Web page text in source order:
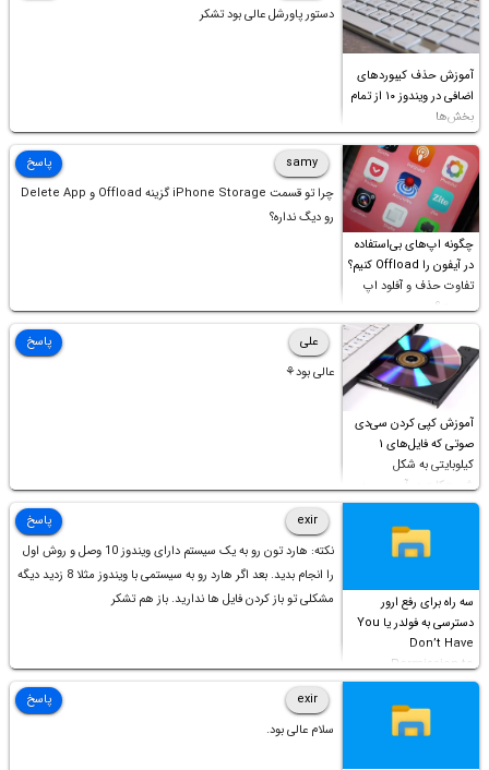
آموزش حذف کیبوردهای
اضافی در ویندوز ۱۰ از تمام
بخش‌ها
دستور پاورشل عالی بود تشکر
چگونه اپ‌های بی‌استفاده
در آیفون را Offload کنیم؟
تفاوت حذف و آفلود اپ
چیست؟
samy
چرا تو قسمت iPhone Storage گزینه Offload و Delete App
رو دیگ نداره؟
پاسخ
آموزش کپی کردن سی‌دی
صوتی که فایل‌های ۱
کیلوبایتی به شکل
شورت‌کات در آن موجود
است!
علی
عالی بود⚘
پاسخ
سه راه برای رفع ارور
دسترسی به فولدر یا You
Don’t Have
Permission to
Access this folder
exir
نکته: هارد تون رو به یک سیستم دارای ویندوز 10 وصل و روش اول
را انجام بدید. بعد اگر هارد رو به سیستمی با ویندوز مثلا 8 زدید دیگه
مشکلی تو باز کردن فایل ها ندارید. باز هم تشکر
پاسخ
exir
سلام عالی بود.
پاسخ